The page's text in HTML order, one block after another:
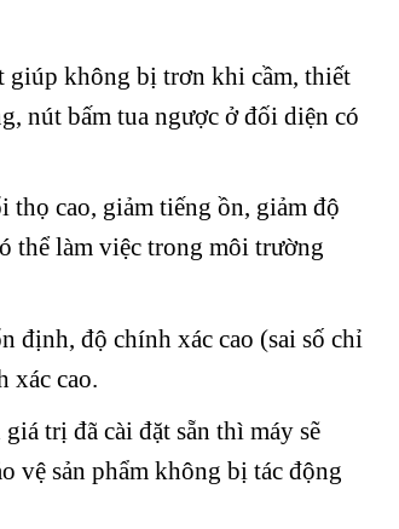
giúp không bị trơn khi cầm, thiết
nút bấm tua ngược ở đối diện có
thọ cao, giảm tiếng ồn, giảm độ
thể làm việc trong môi trường
định, độ chính xác cao (sai số chỉ
xác cao.
trị đã cài đặt sẵn thì máy sẽ
vệ sản phẩm không bị tác động